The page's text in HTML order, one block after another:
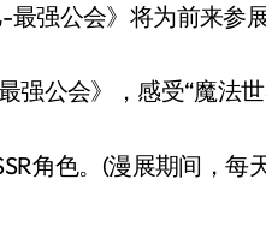
公会》将为前来参展
公会》，感受“魔法世
角色。(漫展期间，每